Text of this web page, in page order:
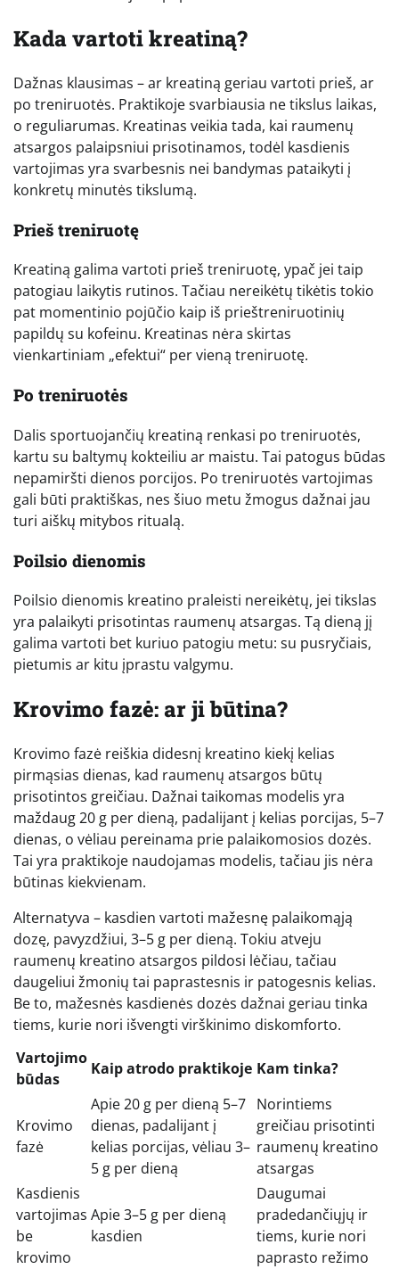
Kada vartoti kreatiną?
Dažnas klausimas – ar kreatiną geriau vartoti prieš, ar
po treniruotės. Praktikoje svarbiausia ne tikslus laikas,
o reguliarumas. Kreatinas veikia tada, kai raumenų
atsargos palaipsniui prisotinamos, todėl kasdienis
vartojimas yra svarbesnis nei bandymas pataikyti į
konkretų minutės tikslumą.
Prieš treniruotę
Kreatiną galima vartoti prieš treniruotę, ypač jei taip
patogiau laikytis rutinos. Tačiau nereikėtų tikėtis tokio
pat momentinio pojūčio kaip iš prieštreniruotinių
papildų su kofeinu. Kreatinas nėra skirtas
vienkartiniam „efektui“ per vieną treniruotę.
Po treniruotės
Dalis sportuojančių kreatiną renkasi po treniruotės,
kartu su baltymų kokteiliu ar maistu. Tai patogus būdas
nepamiršti dienos porcijos. Po treniruotės vartojimas
gali būti praktiškas, nes šiuo metu žmogus dažnai jau
turi aiškų mitybos ritualą.
Poilsio dienomis
Poilsio dienomis kreatino praleisti nereikėtų, jei tikslas
yra palaikyti prisotintas raumenų atsargas. Tą dieną jį
galima vartoti bet kuriuo patogiu metu: su pusryčiais,
pietumis ar kitu įprastu valgymu.
Krovimo fazė: ar ji būtina?
Krovimo fazė reiškia didesnį kreatino kiekį kelias
pirmąsias dienas, kad raumenų atsargos būtų
prisotintos greičiau. Dažnai taikomas modelis yra
maždaug 20 g per dieną, padalijant į kelias porcijas, 5–7
dienas, o vėliau pereinama prie palaikomosios dozės.
Tai yra praktikoje naudojamas modelis, tačiau jis nėra
būtinas kiekvienam.
Alternatyva – kasdien vartoti mažesnę palaikomąją
dozę, pavyzdžiui, 3–5 g per dieną. Tokiu atveju
raumenų kreatino atsargos pildosi lėčiau, tačiau
daugeliui žmonių tai paprastesnis ir patogesnis kelias.
Be to, mažesnės kasdienės dozės dažnai geriau tinka
tiems, kurie nori išvengti virškinimo diskomforto.
Vartojimo
būdas
Kaip atrodo praktikoje Kam tinka?
Krovimo
fazė
Apie 20 g per dieną 5–7
dienas, padalijant į
kelias porcijas, vėliau 3–
5 g per dieną
Norintiems
greičiau prisotinti
raumenų kreatino
atsargas
Kasdienis
vartojimas
be
krovimo
Apie 3–5 g per dieną
kasdien
Daugumai
pradedančiųjų ir
tiems, kurie nori
paprasto režimo